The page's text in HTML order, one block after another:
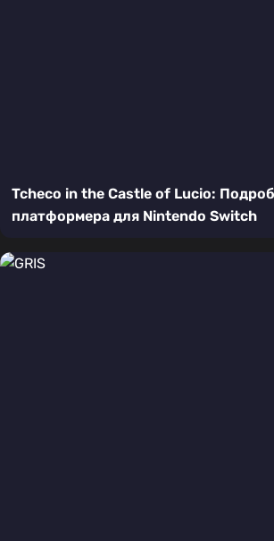
Tcheco in the Castle of Lucio:
платформера для Nintendo Switch